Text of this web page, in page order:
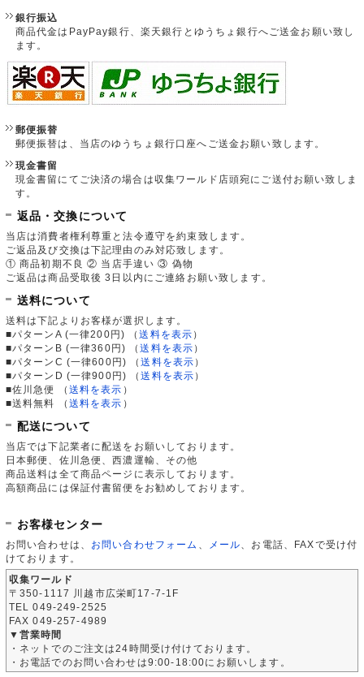
銀行振込
商品代金はPayPay銀行、楽天銀行とゆうちょ銀行へご送金お願い致し
ます。
郵便振替
郵便振替は、当店のゆうちょ銀行口座へご送金お願い致します。
現金書留
現金書留にてご決済の場合は収集ワールド店頭宛にご送付お願い致しま
す。
返品・交換について
当店は消費者権利尊重と法令遵守を約束致します。
ご返品及び交換は下記理由のみ対応致します。
① 商品初期不良 ② 当店手違い ③ 偽物
ご返品は商品受取後 3日以内にご連絡お願い致します。
送料について
送料は下記よりお客様が選択します。
■パターンA (一律200円)
（送料を表示 ）
■パターンB (一律360円)
（送料を表示 ）
■パターンC (一律600円)
（送料を表示 ）
■パターンD (一律900円)
（送料を表示 ）
■佐川急便
（ 送料を表示 ）
■送料無料
（ 送料を表示 ）
配送について
当店では下記業者に配送をお願いしております。
日本郵便、佐川急便、西濃運輸、その他
商品送料は全て商品ページに表示しております。
高額商品には保証付書留便をお勧めしております。
お客様センター
お問い合わせは、 お問い合わせフォーム メール 、お電話、FAXで受け付
けております。
収集ワールド
〒350-1117 川越市広栄町17-7-1F
TEL 049-249-2525
FAX 049-257-4989
▼営業時間
・ネットでのご注文は24時間受け付けております。
・お電話でのお問い合わせは9:00-18:00にお願いします。